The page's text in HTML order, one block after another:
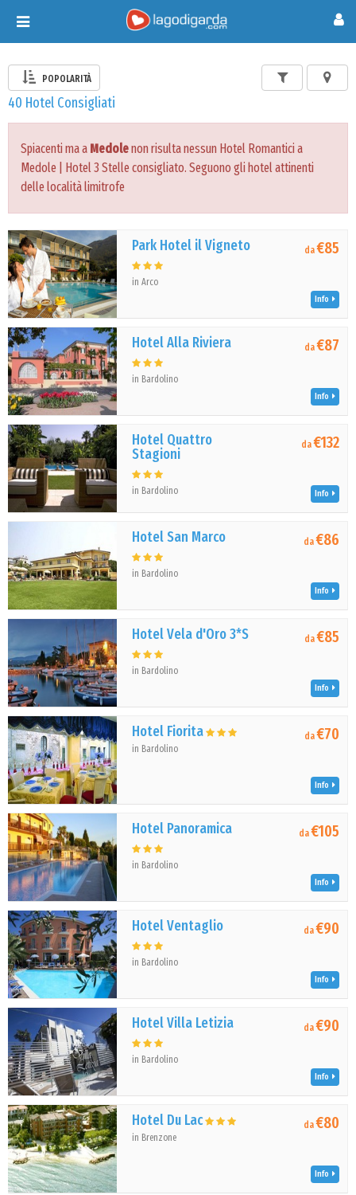
Toggle
navigation
POPOLARITÀ
40 Hotel Consigliati
Spiacenti ma a Medolenon risulta nessun Hotel Romantici a
Medole | Hotel 3 Stelle consigliato. Seguono gli hotel attinenti
delle località limitrofe
Park Hotel il Vigneto
in Arco
da€85
Info
Hotel Alla Riviera
in Bardolino
da€87
Info
Hotel Quattro
Stagioni
in Bardolino
da€132
Info
Hotel San Marco
in Bardolino
da€86
Info
Hotel Vela d'Oro 3*S
in Bardolino
da€85
Info
Hotel Fiorita
in Bardolino
da€70
Info
Hotel Panoramica
in Bardolino
da€105
Info
Hotel Ventaglio
in Bardolino
da€90
Info
Hotel Villa Letizia
in Bardolino
da€90
Info
Hotel Du Lac
in Brenzone
da€80
Info